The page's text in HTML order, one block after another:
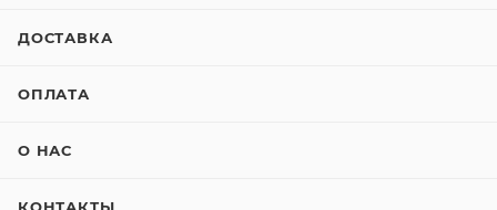
ДОСТАВКА
ОПЛАТА
О НАС